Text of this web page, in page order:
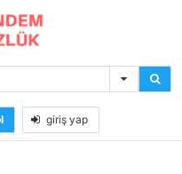
giriş yap